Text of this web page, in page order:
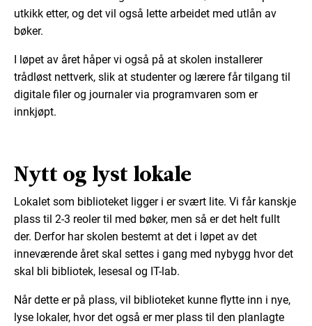
utkikk etter, og det vil også lette arbeidet med utlån av
bøker.
I løpet av året håper vi også på at skolen installerer
trådløst nettverk, slik at studenter og lærere får tilgang til
digitale filer og journaler via programvaren som er
innkjøpt.
Nytt og lyst lokale
Lokalet som biblioteket ligger i er svært lite. Vi får kanskje
plass til 2-3 reoler til med bøker, men så er det helt fullt
der. Derfor har skolen bestemt at det i løpet av det
inneværende året skal settes i gang med nybygg hvor det
skal bli bibliotek, lesesal og IT-lab.
Når dette er på plass, vil biblioteket kunne flytte inn i nye,
lyse lokaler, hvor det også er mer plass til den planlagte